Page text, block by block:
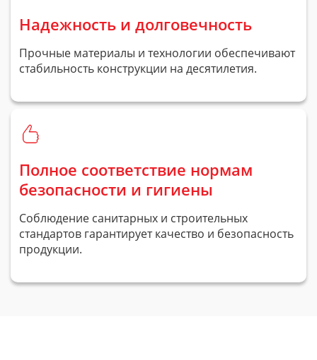
Надежность и долговечность
Прочные материалы и технологии обеспечивают
стабильность конструкции на десятилетия.
Полное соответствие нормам
безопасности и гигиены
Соблюдение санитарных и строительных
стандартов гарантирует качество и безопасность
продукции.